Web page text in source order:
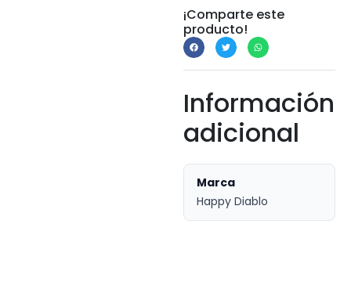
¡Comparte este
producto!
Información
adicional
Marca
Happy Diablo